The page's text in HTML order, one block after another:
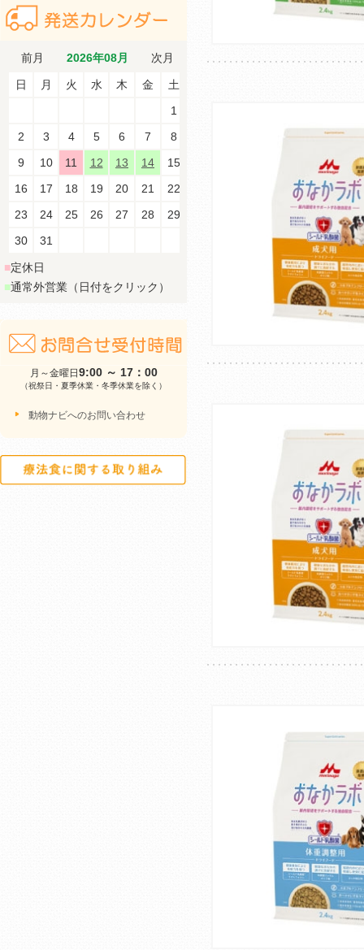
前月 次月
2026年08月
日 月 火 水 木 金
土
1
2
3 4 5 6 7
8
9
10 11 12 13 14
15
16
17 18 19 20 21
22
23
24 25 26 27 28
29
30
31
■定休日
■通常外営業（日付をクリック）
月～金曜日 9:00 ～ 17：00
（祝祭日・夏季休業・冬季休業を除く）
動物ナビへのお問い合わせ